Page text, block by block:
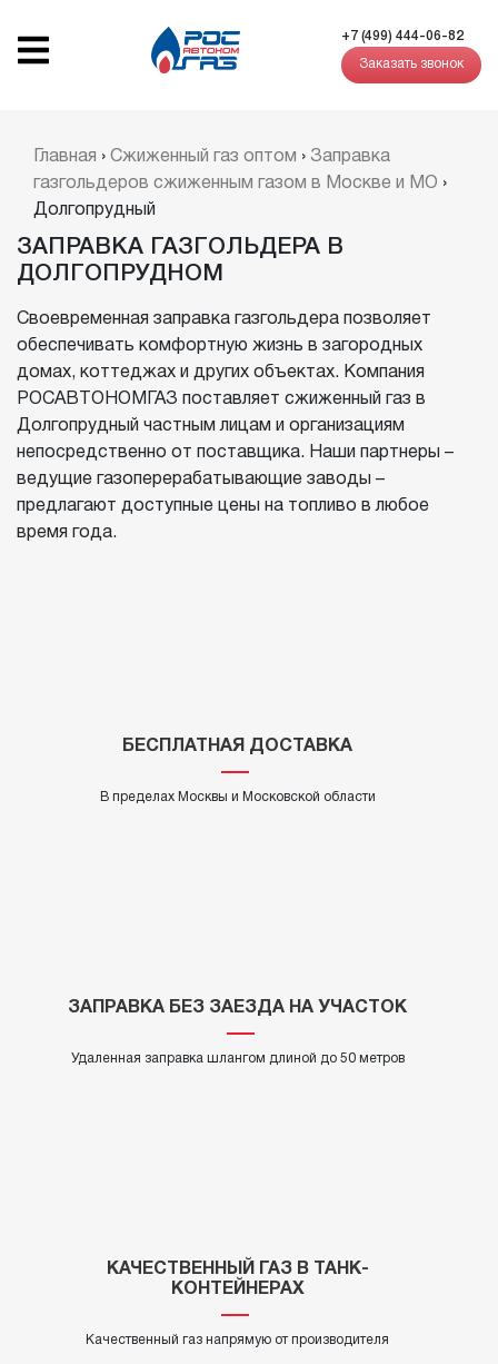
+7 (499) 444-06-82
Заказать звонок
Главная › Сжиженный газ оптом › Заправка
газгольдеров сжиженным газом в Москве и МО ›
Долгопрудный
ЗАПРАВКА ГАЗГОЛЬДЕРА В
ДОЛГОПРУДНОМ
Своевременная заправка газгольдера позволяет
обеспечивать комфортную жизнь в загородных
домах, коттеджах и других объектах. Компания
РОСАВТОНОМГАЗ поставляет сжиженный газ в
Долгопрудный частным лицам и организациям
непосредственно от поставщика. Наши партнеры –
ведущие газоперерабатывающие заводы –
предлагают доступные цены на топливо в любое
время года.
БЕСПЛАТНАЯ ДОСТАВКА
В пределах Москвы и Московской области
ЗАПРАВКА БЕЗ ЗАЕЗДА НА УЧАСТОК
Удаленная заправка шлангом длиной до 50 метров
КАЧЕСТВЕННЫЙ ГАЗ В ТАНК-
КОНТЕЙНЕРАХ
Качественный газ напрямую от производителя